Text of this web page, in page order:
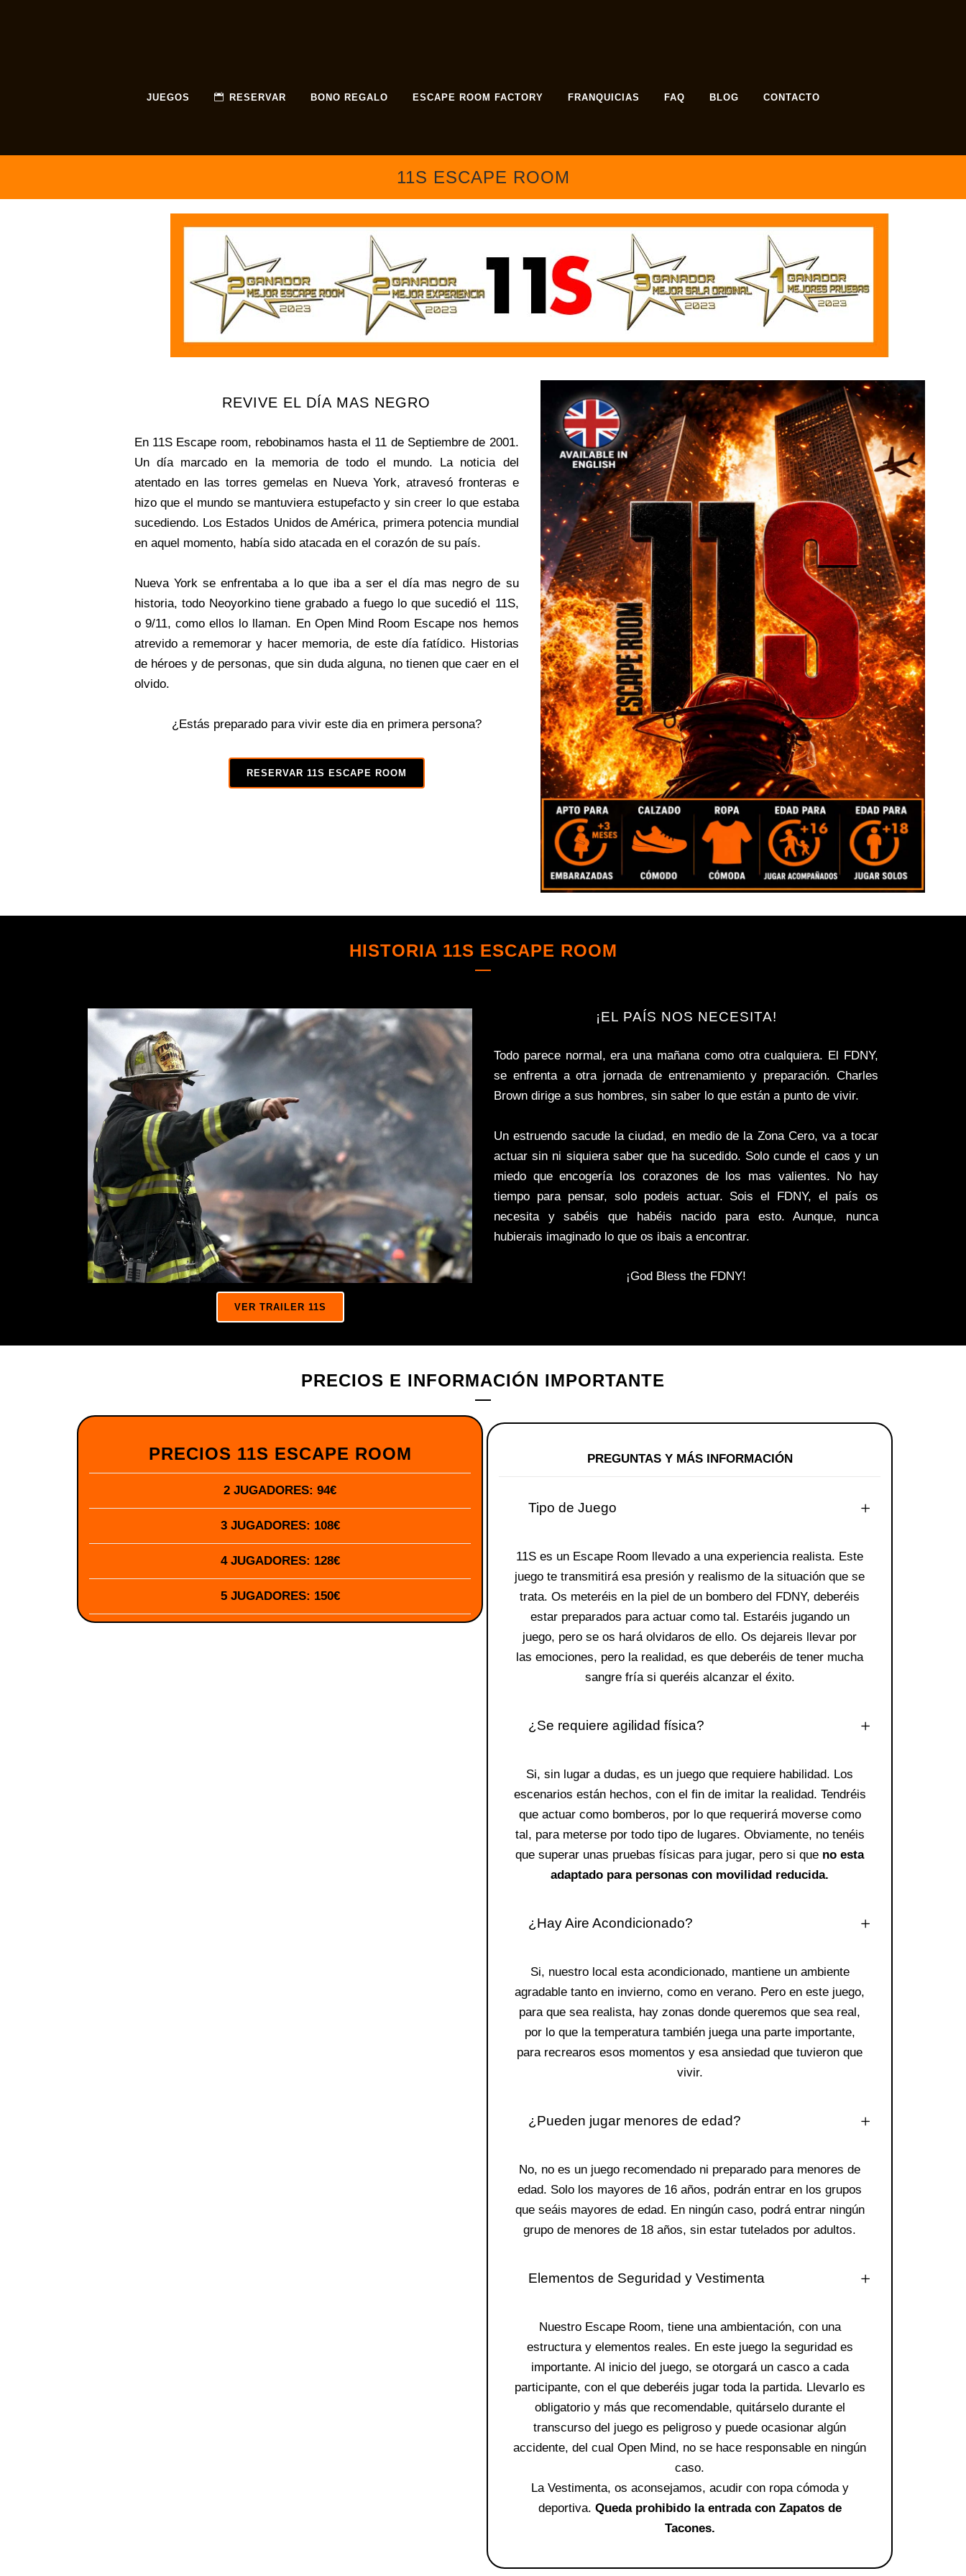
JUEGOS RESERVAR BONO REGALO ESCAPE ROOM FACTORY FRANQUICIAS FAQ BLOG CONTACTO
11S ESCAPE ROOM
REVIVE EL DÍA MAS NEGRO
En 11S Escape room, rebobinamos hasta el 11 de Septiembre de 2001.
Un día marcado en la memoria de todo el mundo. La noticia del
atentado en las torres gemelas en Nueva York, atravesó fronteras e
hizo que el mundo se mantuviera estupefacto y sin creer lo que estaba
sucediendo. Los Estados Unidos de América, primera potencia mundial
en aquel momento, había sido atacada en el corazón de su país.
Nueva York se enfrentaba a lo que iba a ser el día mas negro de su
historia, todo Neoyorkino tiene grabado a fuego lo que sucedió el 11S,
o 9/11, como ellos lo llaman. En Open Mind Room Escape nos hemos
atrevido a rememorar y hacer memoria, de este día fatídico. Historias
de héroes y de personas, que sin duda alguna, no tienen que caer en el
olvido.
¿Estás preparado para vivir este dia en primera persona?
RESERVAR 11S ESCAPE ROOM
HISTORIA 11S ESCAPE ROOM
VER TRAILER 11S
¡EL PAÍS NOS NECESITA!
Todo parece normal, era una mañana como otra cualquiera. El FDNY,
se enfrenta a otra jornada de entrenamiento y preparación. Charles
Brown dirige a sus hombres, sin saber lo que están a punto de vivir.
Un estruendo sacude la ciudad, en medio de la Zona Cero, va a tocar
actuar sin ni siquiera saber que ha sucedido. Solo cunde el caos y un
miedo que encogería los corazones de los mas valientes. No hay
tiempo para pensar, solo podeis actuar. Sois el FDNY, el país os
necesita y sabéis que habéis nacido para esto. Aunque, nunca
hubierais imaginado lo que os ibais a encontrar.
¡God Bless the FDNY!
PRECIOS E INFORMACIÓN IMPORTANTE
PRECIOS 11S ESCAPE ROOM
2 JUGADORES: 94€
3 JUGADORES: 108€
4 JUGADORES: 128€
5 JUGADORES: 150€
PREGUNTAS Y MÁS INFORMACIÓN
Tipo de Juego
11S es un Escape Room llevado a una experiencia realista. Este
juego te transmitirá esa presión y realismo de la situación que se
trata. Os meteréis en la piel de un bombero del FDNY, deberéis
estar preparados para actuar como tal. Estaréis jugando un
juego, pero se os hará olvidaros de ello. Os dejareis llevar por
las emociones, pero la realidad, es que deberéis de tener mucha
sangre fría si queréis alcanzar el éxito.
¿Se requiere agilidad física?
Si, sin lugar a dudas, es un juego que requiere habilidad. Los
escenarios están hechos, con el fin de imitar la realidad. Tendréis
que actuar como bomberos, por lo que requerirá moverse como
tal, para meterse por todo tipo de lugares. Obviamente, no tenéis
que superar unas pruebas físicas para jugar, pero si que no esta
adaptado para personas con movilidad reducida.
¿Hay Aire Acondicionado?
Si, nuestro local esta acondicionado, mantiene un ambiente
agradable tanto en invierno, como en verano. Pero en este juego,
para que sea realista, hay zonas donde queremos que sea real,
por lo que la temperatura también juega una parte importante,
para recrearos esos momentos y esa ansiedad que tuvieron que
vivir.
¿Pueden jugar menores de edad?
No, no es un juego recomendado ni preparado para menores de
edad. Solo los mayores de 16 años, podrán entrar en los grupos
que seáis mayores de edad. En ningún caso, podrá entrar ningún
grupo de menores de 18 años, sin estar tutelados por adultos.
Elementos de Seguridad y Vestimenta
Nuestro Escape Room, tiene una ambientación, con una
estructura y elementos reales. En este juego la seguridad es
importante. Al inicio del juego, se otorgará un casco a cada
participante, con el que deberéis jugar toda la partida. Llevarlo es
obligatorio y más que recomendable, quitárselo durante el
transcurso del juego es peligroso y puede ocasionar algún
accidente, del cual Open Mind, no se hace responsable en ningún
caso.
La Vestimenta, os aconsejamos, acudir con ropa cómoda y
deportiva. Queda prohibido la entrada con Zapatos de
Tacones.